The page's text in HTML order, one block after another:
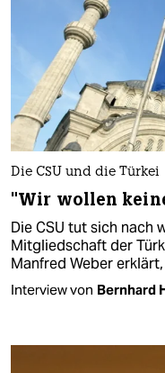
Die CSU und die Türkei
"Wir wollen
Die CSU tut sich nach
Mitgliedschaft der
Manfred Weber
Interview von Bernhard